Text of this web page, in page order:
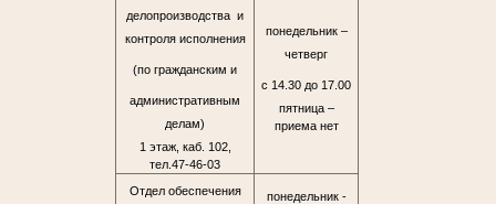
делопроизводства и
контроля исполнения
(по гражданским и
административным
делам)
1 этаж, каб. 102,
тел.47-46-03
понедельник –
четверг
с 14.30 до 17.00
пятница –
приема нет
Отдел обеспечения
понедельник -